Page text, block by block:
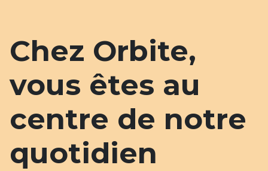
Chez Orbite,
vous êtes au
centre de notre
quotidien